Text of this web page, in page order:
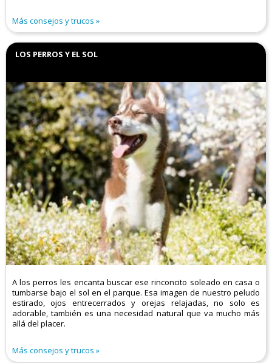
Más consejos y trucos
LOS PERROS Y EL SOL
A los perros les encanta buscar ese rinconcito soleado en casa o
tumbarse bajo el sol en el parque. Esa imagen de nuestro peludo
estirado, ojos entrecerrados y orejas relajadas, no solo es
adorable, también es una necesidad natural que va mucho más
allá del placer.
Más consejos y trucos